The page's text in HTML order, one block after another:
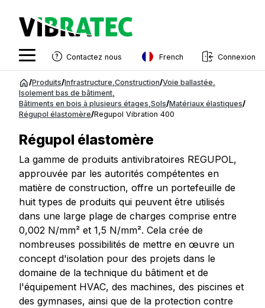
contenu
Contactez nous French
English
Swedish
Norwegian
Estonian
Finnish
Danish
Connexion
/Produits/Infrastructure Construction/Voie ballastée
Isolement bas de bâtiment
Bâtiments en bois à plusieurs étages Sols/Matériaux élastiques/
Régupol élastomère/Regupol Vibration 400
Régupol élastomère
La gamme de produits antivibratoires REGUPOL,
approuvée par les autorités compétentes en
matière de construction, offre un portefeuille de
huit types de produits qui peuvent être utilisés
dans une large plage de charges comprise entre
0,002 N/mm² et 1,5 N/mm². Cela crée de
nombreuses possibilités de mettre en œuvre un
concept d'isolation pour des projets dans le
domaine de la technique du bâtiment et de
l'équipement HVAC, des machines, des piscines et
des gymnases, ainsi que de la protection contre